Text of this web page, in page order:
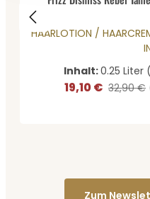
HAARLOTION /
Inhalt:0.25 Liter
Verkaufspreis:
19,10 € 32,90 €
Zum